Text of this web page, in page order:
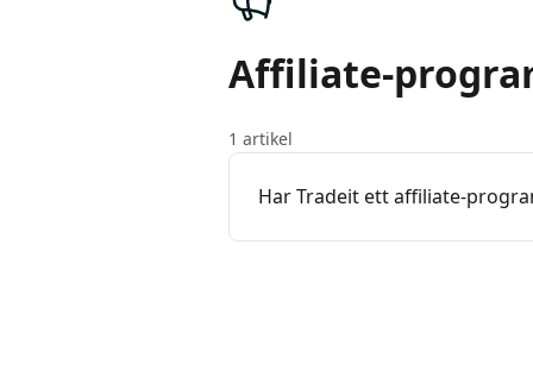
Affiliate-
1 artikel
Har Tradeit ett affiliate-